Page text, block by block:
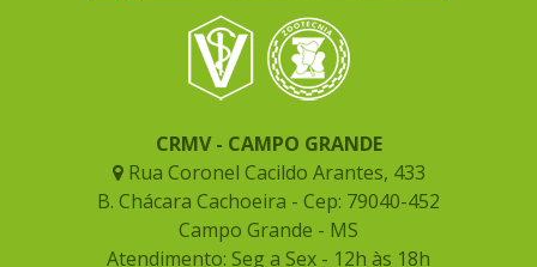
CRMV - CAMPO GRANDE
Rua Coronel Cacildo Arantes, 433
B. Chácara Cachoeira - Cep: 79040-452
Campo Grande - MS
Atendimento: Seg a Sex - 12h às 18h